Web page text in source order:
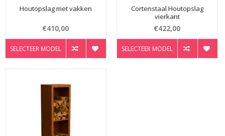
Houtopslag met vakken
€410,00
SELECTEER MODEL
Cortenstaal Houtopslag
vierkant
€422,00
SELECTEER MODEL